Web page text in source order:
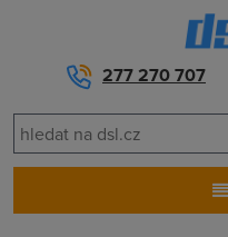
277 270 707